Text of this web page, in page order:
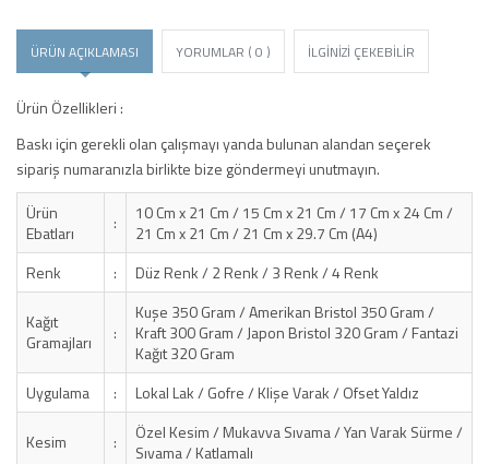
ÜRÜN AÇIKLAMASI YORUMLAR ( 0 ) İLGİNİZİ ÇEKEBİLİR
Ürün Özellikleri :
Baskı için gerekli olan çalışmayı yanda bulunan alandan seçerek
sipariş numaranızla birlikte bize göndermeyi unutmayın.
Ürün
Ebatları
:
10 Cm x 21 Cm / 15 Cm x 21 Cm / 17 Cm x 24 Cm /
21 Cm x 21 Cm / 21 Cm x 29.7 Cm (A4)
Renk
: Düz Renk / 2 Renk / 3 Renk / 4 Renk
Kağıt
Gramajları
:
Kuşe 350 Gram / Amerikan Bristol 350 Gram /
Kraft 300 Gram / Japon Bristol 320 Gram / Fantazi
Kağıt 320 Gram
Uygulama
: Lokal Lak / Gofre / Klişe Varak / Ofset Yaldız
Kesim :
Özel Kesim / Mukavva Sıvama / Yan Varak Sürme /
Sıvama / Katlamalı